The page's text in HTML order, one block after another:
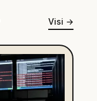
Visi →